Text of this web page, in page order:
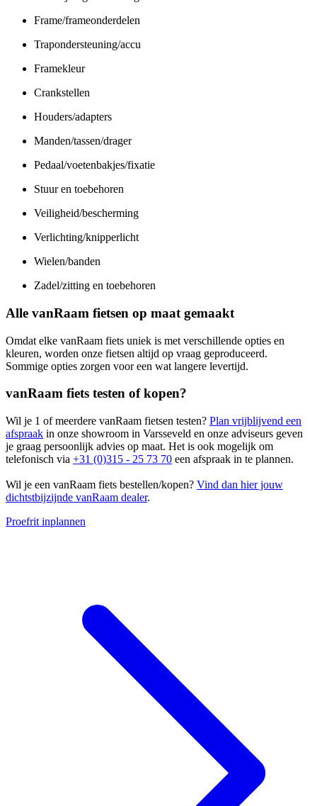
Frame/frameonderdelen
Trapondersteuning/accu
Framekleur
Crankstellen
Houders/adapters
Manden/tassen/drager
Pedaal/voetenbakjes/fixatie
Stuur en toebehoren
Veiligheid/bescherming
Verlichting/knipperlicht
Wielen/banden
Zadel/zitting en toebehoren
Alle vanRaam fietsen op maat gemaakt
Omdat elke vanRaam fiets uniek is met verschillende opties en
kleuren, worden onze fietsen altijd op vraag geproduceerd.
Sommige opties zorgen voor een wat langere levertijd.
vanRaam fiets testen of kopen?
Wil je 1 of meerdere vanRaam fietsen testen? Plan vrijblijvend een
afspraak in onze showroom in Varsseveld en onze adviseurs geven
je graag persoonlijk advies op maat. Het is ook mogelijk om
telefonisch via +31 (0)315 - 25 73 70 een afspraak in te plannen.
Wil je een vanRaam fiets bestellen/kopen? Vind dan hier jouw
dichtstbijzijnde vanRaam dealer.
Proefrit inplannen